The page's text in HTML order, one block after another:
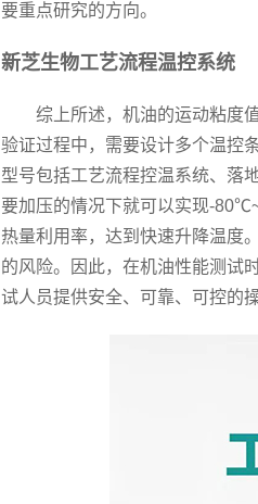
要重点研究的方向。
新芝生物工艺流程温控系统
综上所述，机油的运动粘度值
验证过程中，需要设计多个温控
型号包括工艺流程控温系统、落
要加压的情况下就可以实现-
热量利用率，达到快速升降温度
的风险。因此，在机油性能测试
试人员提供安全、可靠、可控的